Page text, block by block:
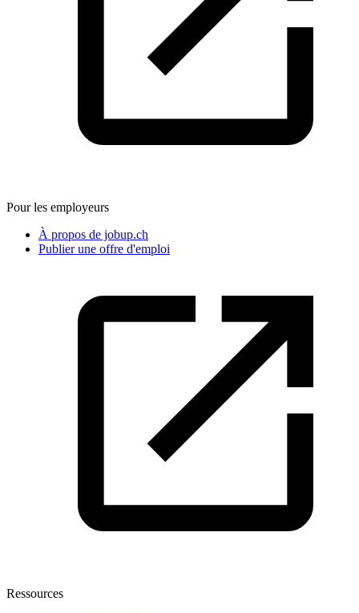
Pour les employeurs
À propos de jobup.ch
Publier une offre d'emploi
Ressources